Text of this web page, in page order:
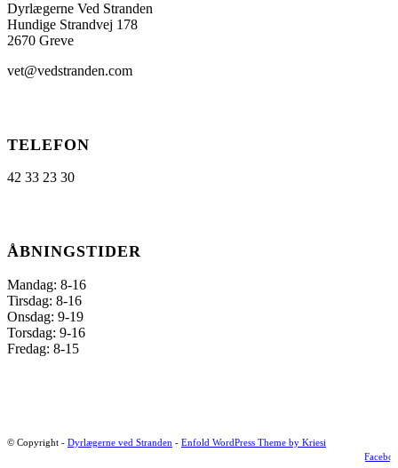
Dyrlægerne Ved Stranden
Hundige Strandvej 178
2670 Greve
vet@vedstranden.com
TELEFON
42 33 23 30
ÅBNINGSTIDER
Mandag: 8-16
Tirsdag: 8-16
Onsdag: 9-19
Torsdag: 9-16
Fredag: 8-15
© Copyright - Dyrlægerne ved Stranden - Enfold WordPress Theme by Kriesi